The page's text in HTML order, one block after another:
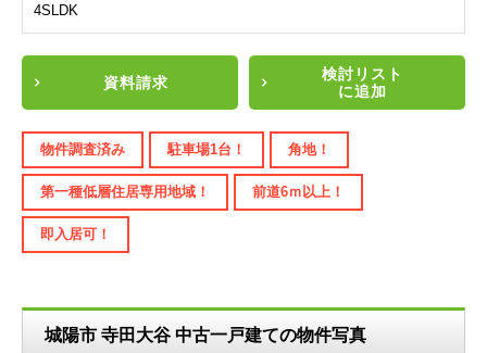
4SLDK
資料請求
検討リスト
に追加
物件調査済み 駐車場1台！ 角地！
第一種低層住居専用地域！ 前道6ｍ以上！
即入居可！
城陽市 寺田大谷 中古一戸建ての物件写真